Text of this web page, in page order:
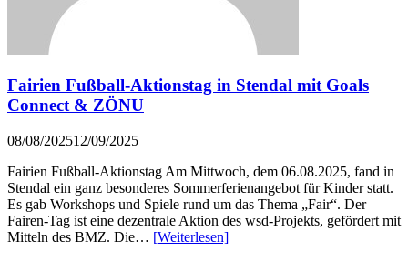
Fairien Fußball-Aktionstag in Stendal mit Goals
Connect & ZÖNU
08/08/202512/09/2025
Fairien Fußball-Aktionstag Am Mittwoch, dem 06.08.2025, fand in
Stendal ein ganz besonderes Sommerferienangebot für Kinder statt.
Es gab Workshops und Spiele rund um das Thema „Fair“. Der
Fairen-Tag ist eine dezentrale Aktion des wsd-Projekts, gefördert mit
Mitteln des BMZ. Die… [Weiterlesen]